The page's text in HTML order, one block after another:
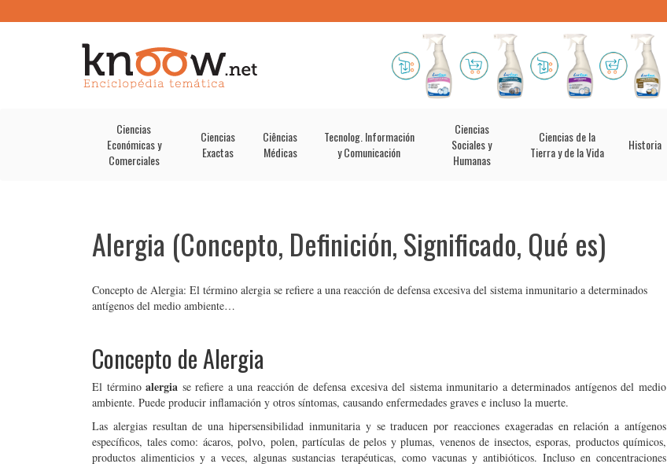
Ciencias
Económicas y
Comerciales
Ciencias
Exactas
Ciências
Médicas
Tecnolog. Información
y Comunicación
Ciencias
Sociales y
Humanas
Ciencias de la
Tierra y de la Vida
Historia
Alergia (Concepto, Definición, Significado, Qué es)
Concepto de Alergia: El término alergia se refiere a una reacción de defensa excesiva del sistema inmunitario a determinados
antígenos del medio ambiente…
Concepto de Alergia
El términoalergia se refiere a una reacción de defensa excesiva del sistema inmunitario a determinados antígenos del medio
ambiente. Puede producir inflamación y otros síntomas, causando enfermedades graves e incluso la muerte.
Las alergias resultan de una hipersensibilidad inmunitaria y se traducen por reacciones exageradas en relación a antígenos
específicos, tales como: ácaros, polvo, polen, partículas de pelos y plumas, venenos de insectos, esporas, productos químicos,
productos alimenticios y a veces, algunas sustancias terapéuticas, como vacunas y antibióticos. Incluso en concentraciones